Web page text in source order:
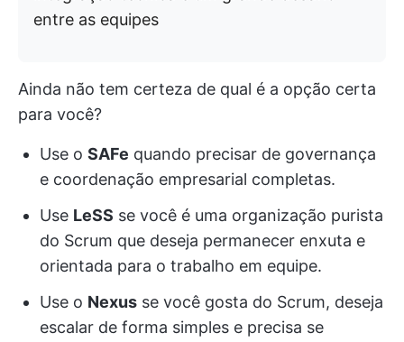
entre as equipes
Ainda não tem certeza de qual é a opção certa
para você?
Use o SAFe quando precisar de governança
e coordenação empresarial completas.
Use LeSS se você é uma organização purista
do Scrum que deseja permanecer enxuta e
orientada para o trabalho em equipe.
Use o Nexus se você gosta do Scrum, deseja
escalar de forma simples e precisa se